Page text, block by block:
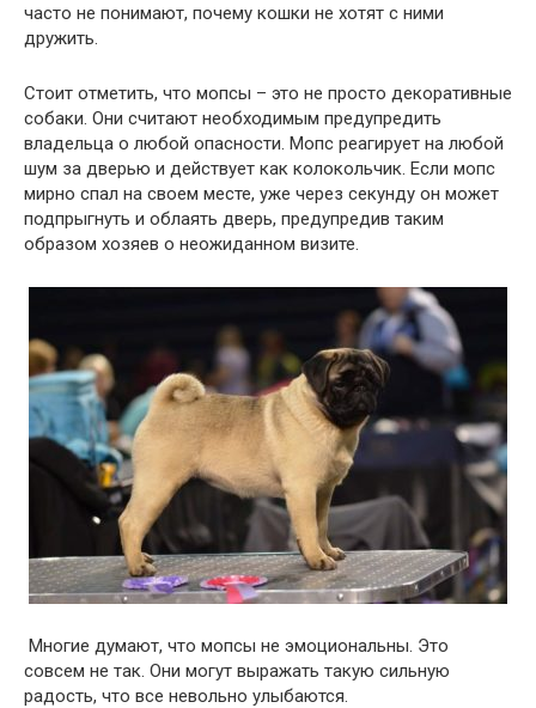
часто не понимают, почему кошки не хотят с ними
дружить.
Стоит отметить, что мопсы – это не просто декоративные
собаки. Они считают необходимым предупредить
владельца о любой опасности. Мопс реагирует на любой
шум за дверью и действует как колокольчик. Если мопс
мирно спал на своем месте, уже через секунду он может
подпрыгнуть и облаять дверь, предупредив таким
образом хозяев о неожиданном визите.
Многие думают, что мопсы не эмоциональны. Это
совсем не так. Они могут выражать такую ​​сильную
радость, что все невольно улыбаются.